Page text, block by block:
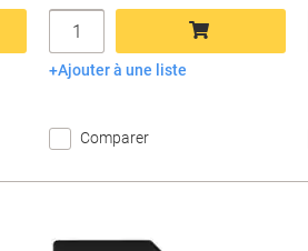
Quantité
Ajouter au panier
Ajouter à une liste
Comparer